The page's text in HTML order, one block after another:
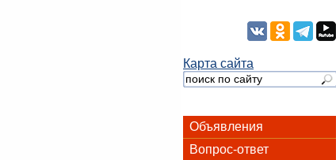
Карта сайта
Объявления
Вопрос-ответ